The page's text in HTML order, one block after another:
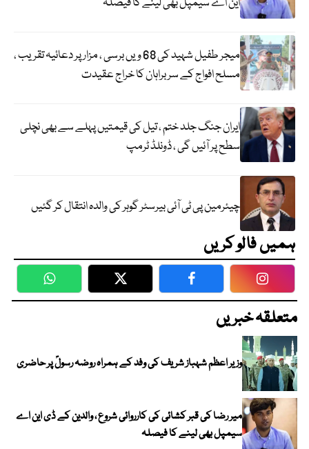
میجر طفیل شہید کی 68 ویں برسی ، مزار پر دعائیہ تقریب ،
مسلح افواج کے سربراہان کا خراج عقیدت
ایران جنگ جلد ختم ، تیل کی قیمتیں پہلے سے بھی نچلی
سطح پر آئیں گی ، ڈونلڈ ٹرمپ
چیئرمین پی ٹی آئی بیرسٹر گوہر کی والدہ انتقال کر گئیں
ہمیں فالو کریں
WhatsApp Twitter Facebook
متعلقہ خبریں
وزیر اعظم شہباز شریف کی وفد کے ہمراہ روضہ رسولؐ پر حاضری
میر رضا کی قبر کشائی کی کارروائی شروع ، والدین کے ڈی این اے
سیمپل بھی لینے کا فیصلہ